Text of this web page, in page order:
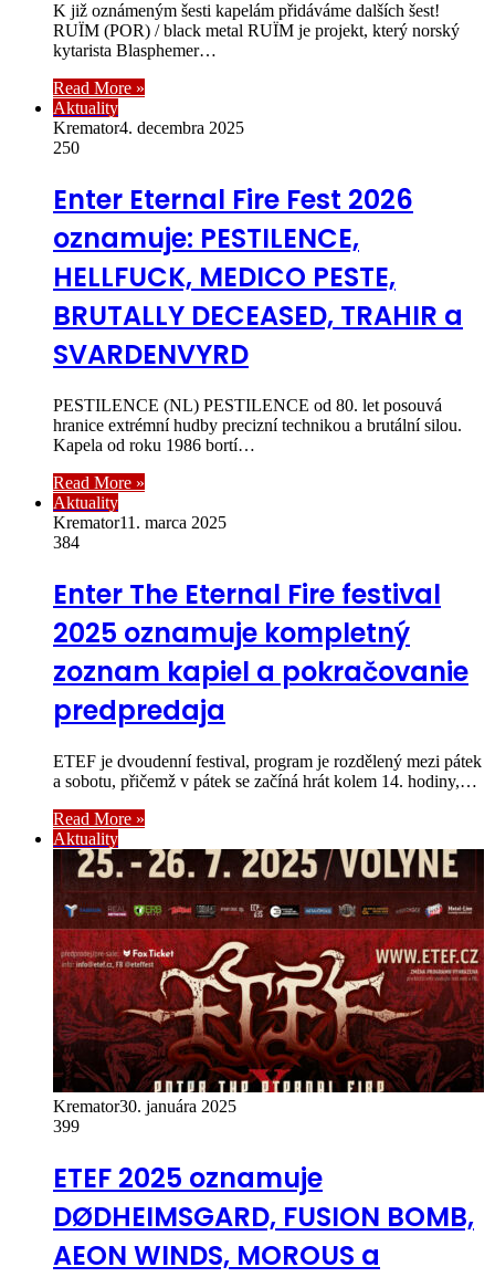
K již oznámeným šesti kapelám přidáváme dalších šest!
RUÏM (POR) / black metal RUÏM je projekt, který norský
kytarista Blasphemer…
Read More »
Aktuality
Kremator4. decembra 2025
250
Enter Eternal Fire Fest 2026
oznamuje: PESTILENCE,
HELLFUCK, MEDICO PESTE,
BRUTALLY DECEASED, TRAHIR a
SVARDENVYRD
PESTILENCE (NL) PESTILENCE od 80. let posouvá
hranice extrémní hudby precizní technikou a brutální silou.
Kapela od roku 1986 bortí…
Read More »
Aktuality
Kremator11. marca 2025
384
Enter The Eternal Fire festival
2025 oznamuje kompletný
zoznam kapiel a pokračovanie
predpredaja
ETEF je dvoudenní festival, program je rozdělený mezi pátek
a sobotu, přičemž v pátek se začíná hrát kolem 14. hodiny,…
Read More »
Aktuality
Kremator30. januára 2025
399
ETEF 2025 oznamuje
DØDHEIMSGARD, FUSION BOMB,
AEON WINDS, MOROUS a